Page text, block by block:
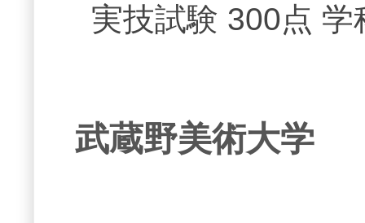
実技試験 300点 学
武蔵野美術大学